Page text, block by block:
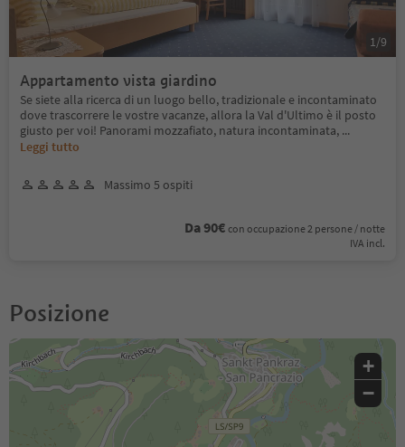
Appartamento vista giardino
Se siete alla ricerca di un luogo bello, tradizionale e incontaminato
dove trascorrere le vostre vacanze, allora la Val d'Ultimo è il posto
giusto per voi! Panorami mozzafiato, natura incontaminata, ...
Leggi tutto
Massimo 5 ospiti
Da 90€ con occupazione 2 persone / notte
IVA incl.
1 /9
Posizione
+
−